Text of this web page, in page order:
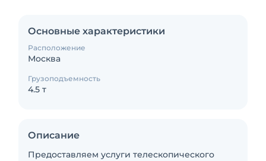
Основные характеристики
Расположение
Москва
Грузоподъемность
4.5 т
Описание
Предоставляем услуги телескопического